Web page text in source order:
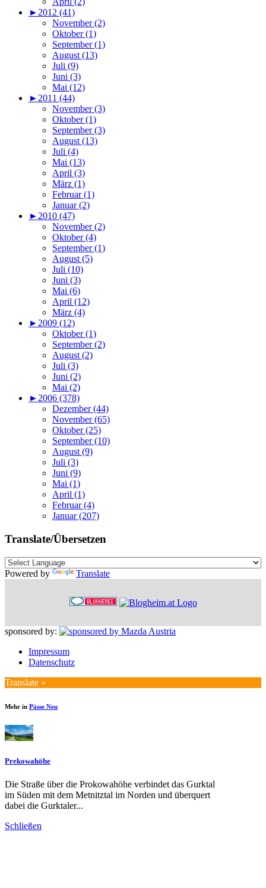
►2012 (41)
November (2)
Oktober (1)
September (1)
August (13)
Juli (9)
Juni (3)
Mai (12)
►2011 (44)
November (3)
Oktober (1)
September (3)
August (13)
Juli (4)
Mai (13)
April (3)
März (1)
Februar (1)
Januar (2)
►2010 (47)
November (2)
Oktober (4)
September (1)
August (5)
Juli (10)
Juni (3)
Mai (6)
April (12)
März (4)
►2009 (12)
Oktober (1)
September (2)
August (2)
Juli (3)
Juni (2)
Mai (2)
►2006 (378)
Dezember (44)
November (65)
Oktober (25)
September (10)
August (9)
Juli (3)
Juni (9)
Mai (1)
April (1)
Februar (4)
Januar (207)
Translate/Übersetzen
Powered by Translate
sponsored by:
Impressum
Datenschutz
Translate »
Mehr in Pässe Neu
Prekowahöhe
Die Straße über die Prokowahöhe verbindet das Gurktal
im Süden mit dem Metnitztal im Norden und überquert
dabei die Gurktaler...
Schließen